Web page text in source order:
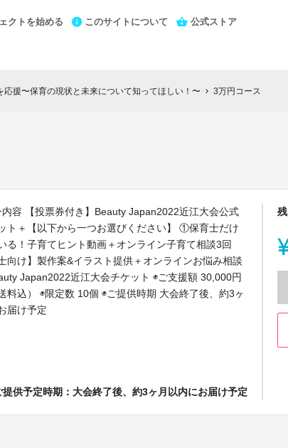
クトを始める このサイトについて 公式ストア
応援〜保育の現状と未来について知ってほしい！〜 chevron_right 3万円コース
内容 【投票券付き】Beauty Japan2022近江大会公式
ト＋【以下から一つお選びください】 ①保育士だけ
る！子育てヒント動画＋オンライン子育て相談3回
向け】製作案&イラスト提供＋オンラインお悩み相談
Japan2022近江大会チケット ◉ご支援額 30,000円
料込） ◉限定数 10個 ◉ご提供時期 大会終了後、約3ヶ
届け予定
提供予定時期：大会終了後、約3ヶ月以内にお届け予定